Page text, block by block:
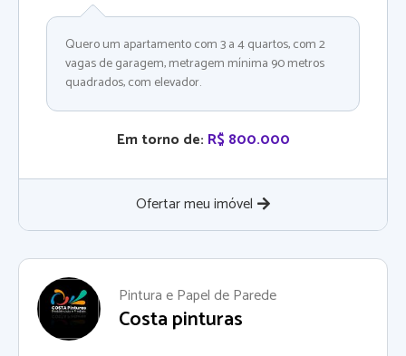
Quero um apartamento com 3 a 4 quartos, com 2
vagas de garagem, metragem mínima 90 metros
quadrados, com elevador.
Em torno de: R$ 800.000
Ofertar meu imóvel
Pintura e Papel de Parede
Costa pinturas